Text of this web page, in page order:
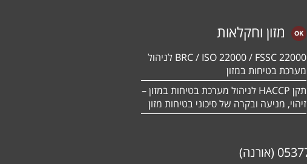
מזון וחקלאות
BRC / ISO 22000 / FSSC 22000 לניהול
מערכת בטיחות במזון
תקן HACCP לניהול מערכת בטיחות במזון –
זיהוי, מניעה ובקרה של סיכוני בטיחות מזון